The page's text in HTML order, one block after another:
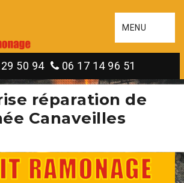
MENU
50 94 06 17 14 96 51
réparation de
Canaveilles